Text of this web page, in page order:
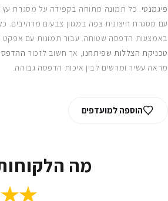
פיגמנטי. כל תמונה מתוחה בקפידה על מסגרת עץ
עם מסגרת חיצונית צפה במגוון צבעים מרהיבים.
באמצעות הדפסה שטוחה. עבור תמונות עם
טכניקת הצללות שפיתחנו, אך חשוב לזכור
מראה עשיר ומרשים לבין איכות הדפסה גבוהה.
הוספה למועדפים
מה